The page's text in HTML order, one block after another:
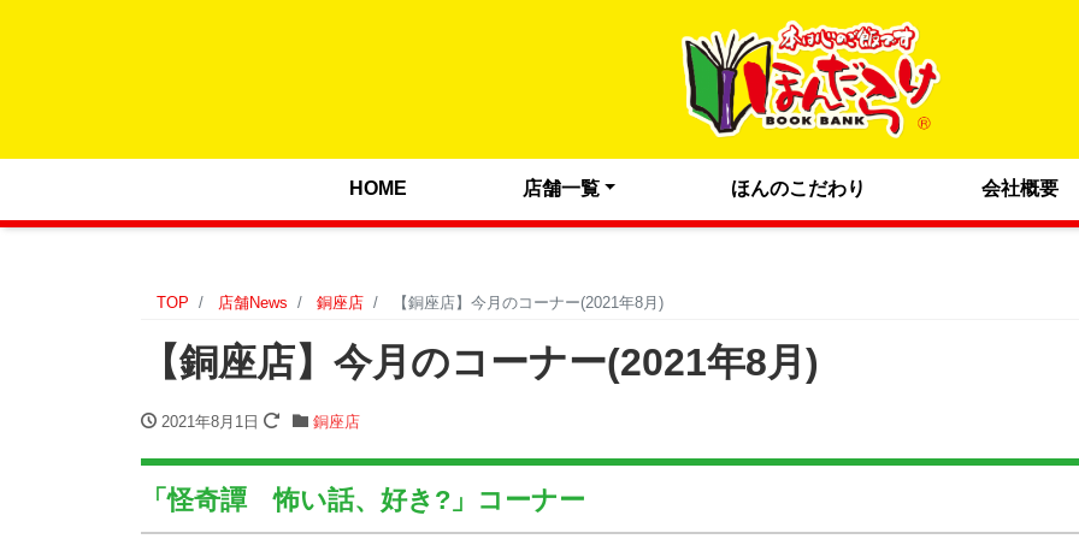
HOME 店舗一覧 ほんのこだわり 会社概要
TOP 店舗News 銅座店 【銅座店】今月のコーナー(2021年8月)
【銅座店】今月のコーナー(2021年8月)
2021年8月1日 銅座店
「怪奇譚 怖い話、好き?」コーナー